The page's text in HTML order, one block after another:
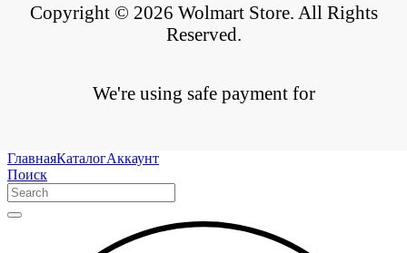
Copyright © 2026 Wolmart Store. All Rights
Reserved.
We're using safe payment for
ГлавнаяКаталогАккаунт
Поиск